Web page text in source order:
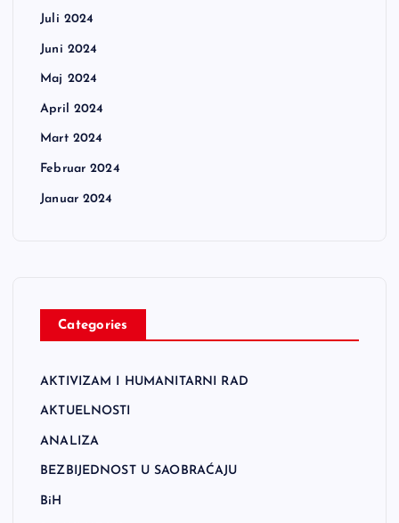
Juli 2024
Juni 2024
Maj 2024
April 2024
Mart 2024
Februar 2024
Januar 2024
Categories
AKTIVIZAM I HUMANITARNI RAD
AKTUELNOSTI
ANALIZA
BEZBIJEDNOST U SAOBRAĆAJU
BiH